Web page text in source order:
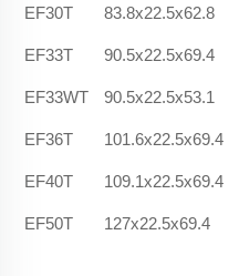
EF30T 83.8x22.5x62.8
EF33T 90.5x22.5x69.4
EF33WT 90.5x22.5x53.1
EF36T 101.6x22.5x69.4
EF40T 109.1x22.5x69.4
EF50T 127x22.5x69.4